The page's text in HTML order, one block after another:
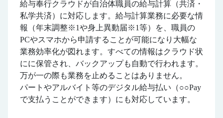
給与奉行クラウドが自治体職員の給与計算（共済・
私学共済）に対応します。給与計算業務に必要な情
報（年末調整※1や身上異動届※1等）を、職員の
PCやスマホから申請することが可能になり大幅な
業務効率化が図れます。すべての情報はクラウド状
にに保管され、バックアップも自動で行われます。
万が一の際も業務を止めることはありません。
パートやアルバイト等のデジタル給与払い（○○Pay
で支払うことができます）にも対応しています。